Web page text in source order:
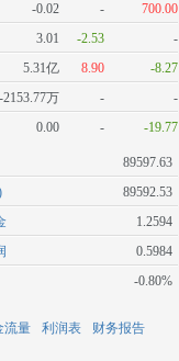
-0.02 -
700.00
3.01 -2.53
-
5.31亿 8.90
-8.27
-2153.77万 -
-
0.00 - -19.77
89597.63
89592.53
1.2594
0.5984
-0.80%
流量 利润表 财务报告